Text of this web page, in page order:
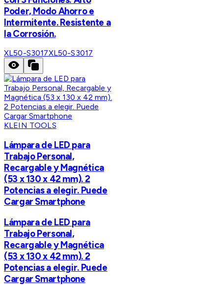
Poder, Modo Ahorro e
Intermitente. Resistente a
la Corrosión.
XL50-S3017XL50-S3017
KLEIN TOOLS
Lámpara de LED para
Trabajo Personal,
Recargable y Magnética
(53 x 130 x 42 mm). 2
Potencias a elegir. Puede
Cargar Smartphone
Lámpara de LED para
Trabajo Personal,
Recargable y Magnética
(53 x 130 x 42 mm). 2
Potencias a elegir. Puede
Cargar Smartphone